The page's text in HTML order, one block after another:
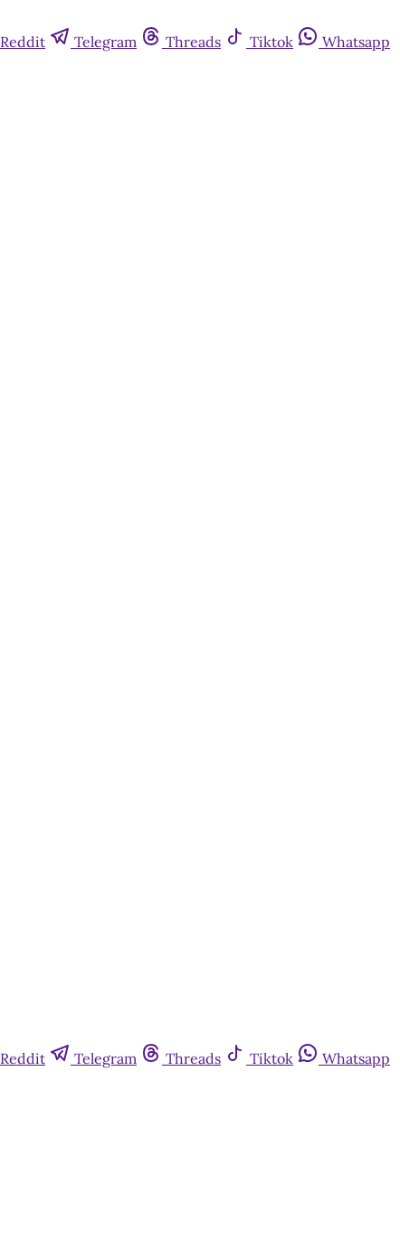
Reddit Telegram Threads Tiktok
Whatsapp
Reddit Telegram Threads Tiktok
Whatsapp